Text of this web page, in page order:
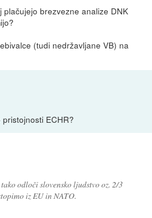
brezvezne analize DNK
(tudi nedržavljane VB) na
ECHR?
odloči slovensko ljudstvo oz. 2/3
iz EU in NATO.